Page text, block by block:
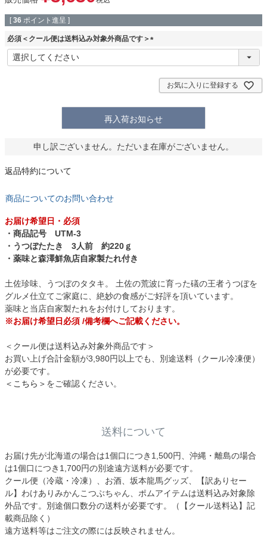
[ 36 ポイント進呈 ]
必須＜クール便は送料込み対象外商品です＞
(
お気に入りに登録する
再入荷お知らせ
申し訳ございません。ただいま在庫がございません。
返品特約について
商品についてのお問い合わせ
お届け希望日・必須
・商品記号 UTM-3
・うつぼたたき 3人前 約220ｇ
・薬味と森澤鮮魚店自家製たれ付き
土佐珍味、うつぼのタタキ。
土佐の荒波に育った礒の王者うつぼを
グルメ仕立てご家庭に、絶妙の食感がご好評を頂いています。
薬味と当店自家製たれをお付けしております。
※お届け希望日必須 /備考欄へご記載ください。
＜クール便は送料込み対象外商品です＞
お買い上げ合計金額が3,980円以上でも、別途送料（クール冷凍便）
が必要です。
＜こちら＞ をご確認ください。
送料について
お届け先が北海道の場合は1個口につき1,500円、沖縄・離島の場合
は1個口につき1,700円の別途遠方送料が必要です。
クール便（冷蔵・冷凍）、お酒、坂本龍馬グッズ、【訳ありセー
ル】わけありみかんこつぶちゃん、ポムアイテムは送料込み対象除
外品です。別途個口数分の送料が必要です。（【クール送料込】記
載商品除く）
遠方送料等はご注文の際には反映されません。